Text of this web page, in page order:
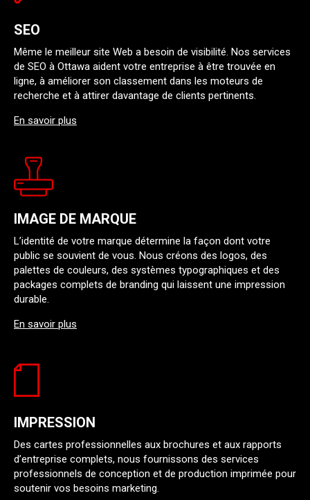
SEO
Même le meilleur site Web a besoin de visibilité. Nos services
de SEO à Ottawa aident votre entreprise à être trouvée en
ligne, à améliorer son classement dans les moteurs de
recherche et à attirer davantage de clients pertinents.
En savoir plus
IMAGE DE MARQUE
L’identité de votre marque détermine la façon dont votre
public se souvient de vous. Nous créons des logos, des
palettes de couleurs, des systèmes typographiques et des
packages complets de branding qui laissent une impression
durable.
En savoir plus
IMPRESSION
Des cartes professionnelles aux brochures et aux rapports
d’entreprise complets, nous fournissons des services
professionnels de conception et de production imprimée pour
soutenir vos besoins marketing.